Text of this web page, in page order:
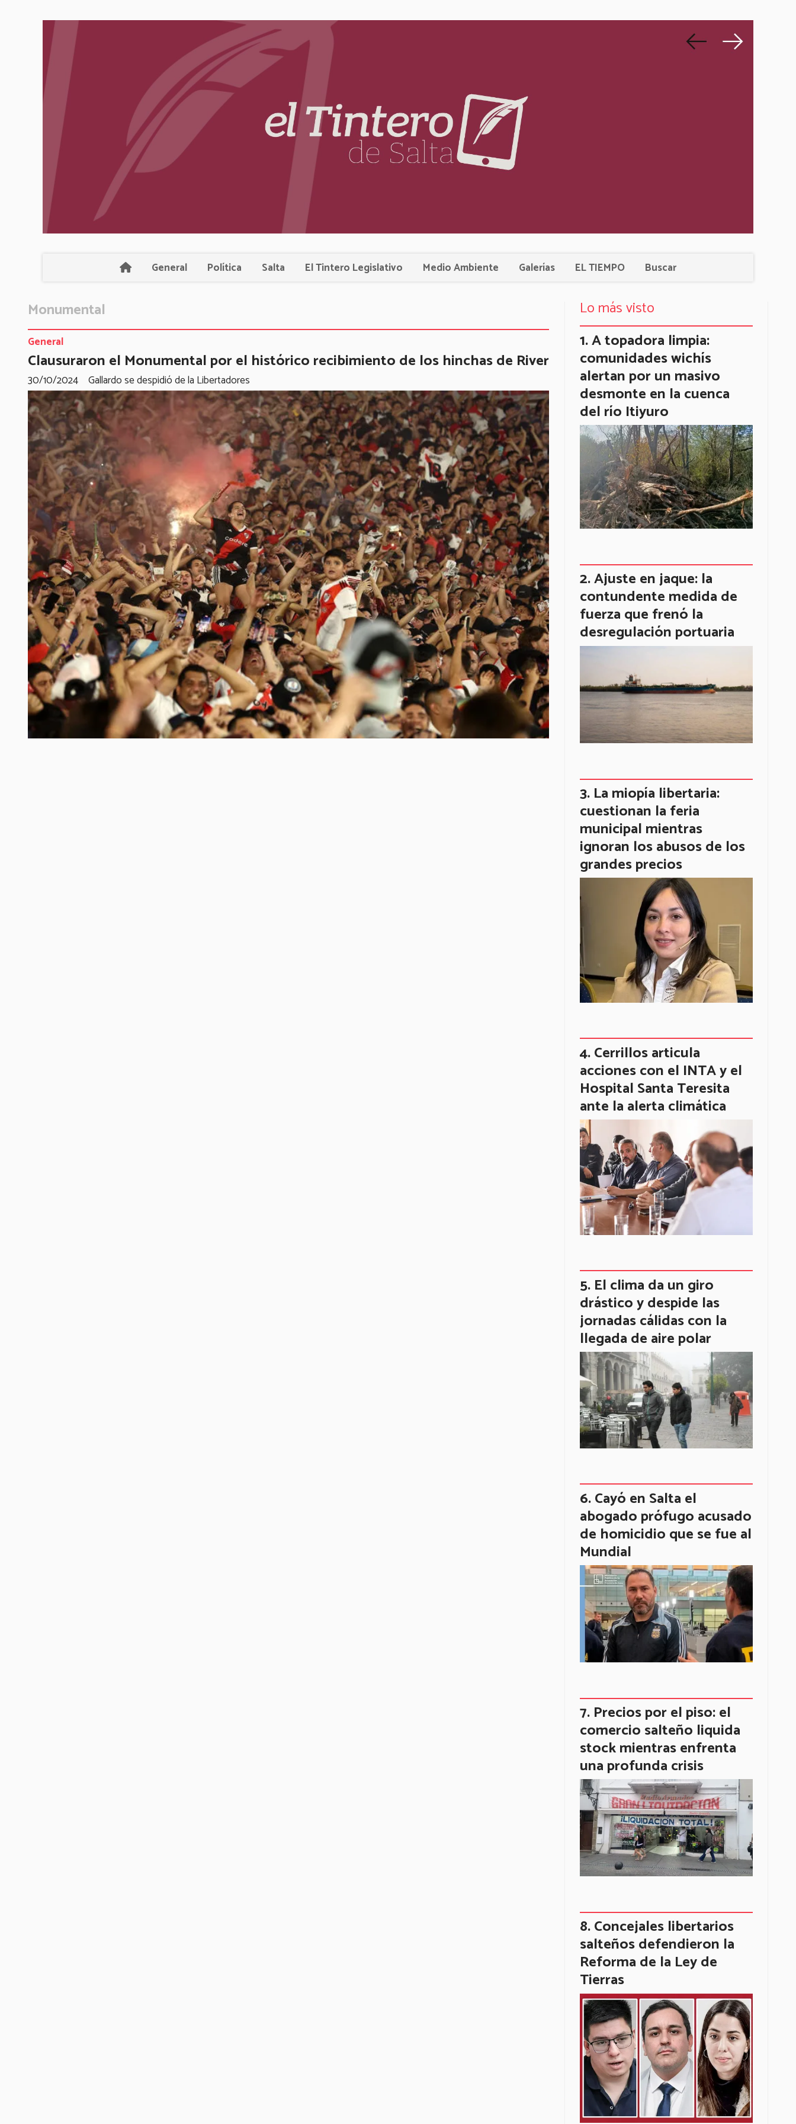
General Política Salta El Tintero Legislativo Medio Ambiente Galerías EL TIEMPO Buscar
Monumental
Clausuraron el Monumental por el histórico recibimiento de los hinchas de River
Gallardo se despidió de la Libertadores
General
30/10/2024
Lo más visto
A topadora limpia:
comunidades wichís
alertan por un masivo
desmonte en la cuenca
del río Itiyuro
Ajuste en jaque: la
contundente medida de
fuerza que frenó la
desregulación portuaria
La miopía libertaria:
cuestionan la feria
municipal mientras
ignoran los abusos de los
grandes precios
Cerrillos articula
acciones con el INTA y el
Hospital Santa Teresita
ante la alerta climática
El clima da un giro
drástico y despide las
jornadas cálidas con la
llegada de aire polar
Cayó en Salta el
abogado prófugo acusado
de homicidio que se fue al
Mundial
Precios por el piso: el
comercio salteño liquida
stock mientras enfrenta
una profunda crisis
Concejales libertarios
salteños defendieron la
Reforma de la Ley de
Tierras